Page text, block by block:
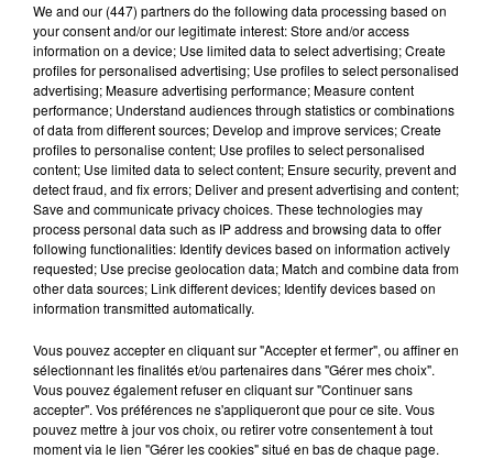
Lecture (4 min 9 sec)
100%
100% Radio l'agenda du sud Tarn
27 octobre 2024 - 4 min 9 sec
L'AGENDA DU SUD TARN DU 27/10/2024 À
06H37
We and our (447) partnersdo the following data processing based on
your consent and/or our legitimate interest: Store and/or access
information on a device; Use limited data to select advertising; Create
profiles for personalised advertising; Use profiles to select personalised
advertising; Measure advertising performance; Measure content
performance; Understand audiences through statistics or combinations
of data from different sources; Develop and improve services; Create
profiles to personalise content; Use profiles to select personalised
content; Use limited data to select content; Ensure security, prevent and
detect fraud, and fix errors; Deliver and present advertising and content;
Save and communicate privacy choices. These technologies may
process personal data such as IP address and browsing data to offer
following functionalities: Identify devices based on information actively
requested; Use precise geolocation data; Match and combine data from
other data sources; Link different devices; Identify devices based on
information transmitted automatically.
Vous pouvez accepter en cliquant sur "Accepter et fermer", ou affiner en
sélectionnant les finalités et/ou partenaires dans "Gérer mes choix".
Vous pouvez également refuser en cliquant sur "Continuer sans
accepter". Vos préférences ne s'appliqueront que pour ce site. Vous
pouvez mettre à jour vos choix, ou retirer votre consentement à tout
moment via le lien "Gérer les cookies" situé en bas de chaque page.